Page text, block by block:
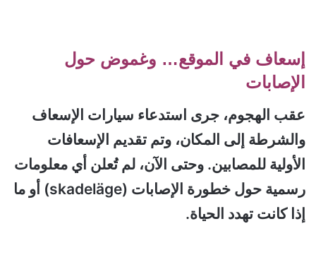
إسعاف في الموقع… وغموض حول
الإصابات
عقب الهجوم، جرى استدعاء سيارات الإسعاف
والشرطة إلى المكان، وتم تقديم الإسعافات
الأولية للمصابين. وحتى الآن، لم تُعلن أي معلومات
رسمية حول خطورة الإصابات (skadeläge) أو ما
إذا كانت تهدد الحياة.